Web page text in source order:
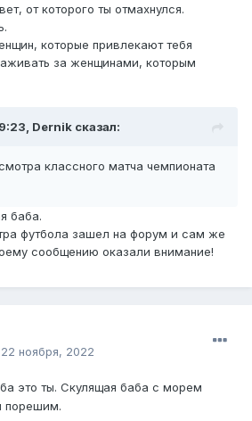
от которого ты отмахнулся.
которые привлекают тебя
за женщинами, которым
Dernik сказал:
классного матча чемпионата
баба.
футбола зашел на форум и сам же
сообщению оказали внимание!
22 ноября, 2022
это ты. Скулящая баба с морем
порешим.